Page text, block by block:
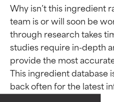
Why isn’t this ingredient
team is or will soon be
through research takes
studies require in-depth
provide the most
This ingredient database
Oceny
Oceny